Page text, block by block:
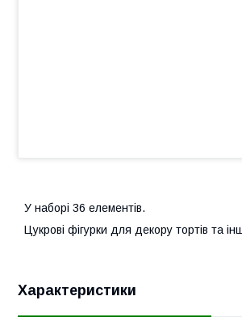
У наборі 36 елементів.
Цукрові фігурки для декору тортів та
Характеристики